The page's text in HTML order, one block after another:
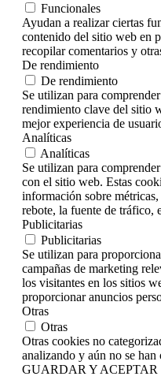
Funcionales
Ayudan a realizar ciertas
contenido del sitio web en
recopilar comentarios y
De rendimiento
De rendimiento
Se utilizan para
rendimiento clave del sitio
mejor experiencia de
Analíticas
Analíticas
Se utilizan para
con el sitio web. Estas
información sobre
rebote, la fuente de tráfico,
Publicitarias
Publicitarias
Se utilizan para
campañas de marketing
los visitantes en los sitios
proporcionar anuncios
Otras
Otras
Otras cookies no
analizando y aún no se
GUARDAR Y ACEPTAR